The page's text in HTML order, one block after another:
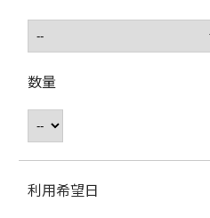
数量
利用希望日